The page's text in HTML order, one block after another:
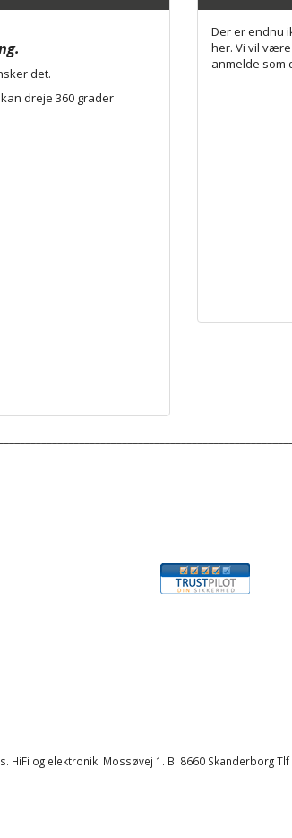
det.
dreje 360 grader
Der er endnu
her. Vi vil
anmelde som
HiFi og elektronik. Mossøvej 1. B. 8660 Skanderborg